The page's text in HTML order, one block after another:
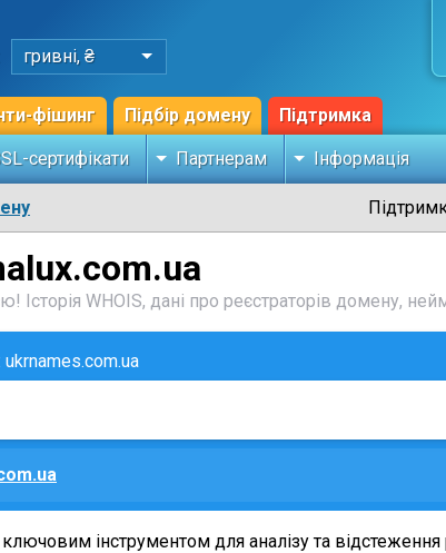
гривні, ₴
фішинг Підбір домену Підтримка
сертифікати Партнерам Інформація
Історія WHOIS, дані про реєстраторів домену,
інструментом для аналізу та